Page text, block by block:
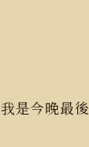
我是今晚最